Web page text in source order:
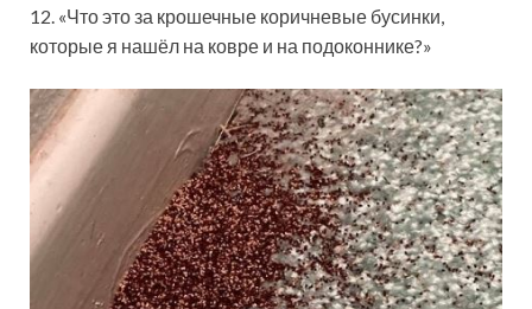
12. «Что это за крошечные коричневые бусинки,
которые я нашёл на ковре и на подоконнике?»